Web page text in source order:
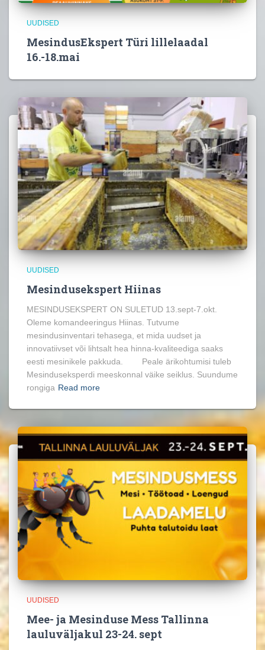
UUDISED
MesindusEkspert Türi lillelaadal
16.-18.mai
UUDISED
Mesindusekspert Hiinas
MESINDUSEKSPERT ON SULETUD 13.sept-7.okt.
Oleme komandeeringus Hiinas. Tutvume
mesindusinventari tehasega, et mida uudset ja
innovatiivset või lihtsalt hea hinna-kvaliteediga saaks
eesti mesinikele pakkuda. Peale ärikohtumisi tuleb
Mesinduseksperdi meeskonnal väike seiklus. Suundume
rongiga Read more
UUDISED
Mee- ja Mesinduse Mess Tallinna
lauluväljakul 23-24. sept